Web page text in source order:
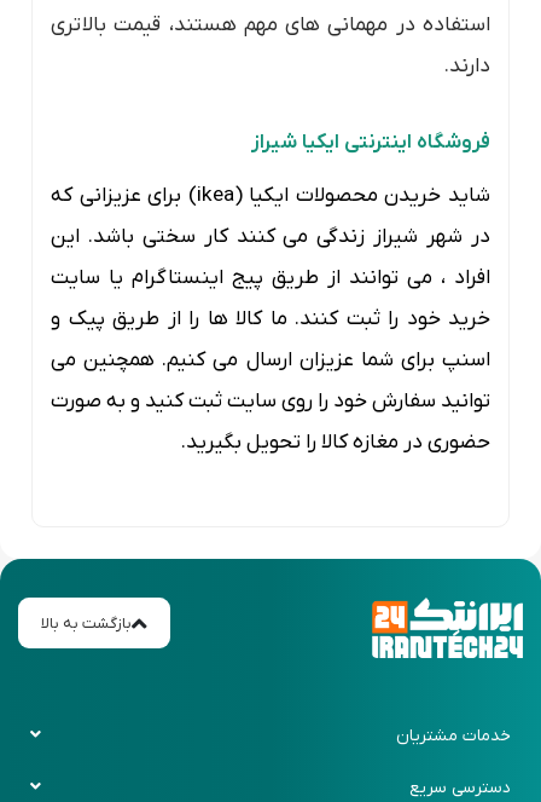
استفاده در مهمانی های مهم هستند، قیمت بالاتری
دارند.
فروشگاه اینترنتی ایکیا شیراز
شاید خریدن محصولات ایکیا (ikea) برای عزیزانی که
در شهر شیراز زندگی می کنند کار سختی باشد. این
افراد ، می توانند از طریق پیج اینستاگرام یا سایت
خرید خود را ثبت کنند. ما کالا ها را از طریق پیک و
اسنپ برای شما عزیزان ارسال می کنیم. همچنین می
توانید سفارش خود را روی سایت ثبت کنید و به صورت
حضوری در مغازه کالا را تحویل بگیرید.
بازگشت به بالا
خدمات مشتریان
دسترسی سریع